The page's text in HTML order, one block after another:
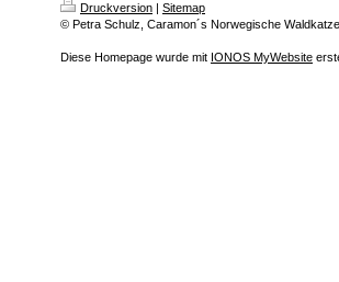
Druckversion | Sitemap
© Petra Schulz, Caramon´s Norwegische
Diese Homepage wurde mit IONOS MyWebsite